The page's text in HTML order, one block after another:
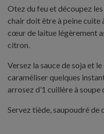
Otez du feu et découpez
chair doit être à peine cuite
cœur de laitue légèrement
citron.
Versez la sauce de soja et
caraméliser quelques
arrosez d’1 cuillère à
Servez tiède, saupoudré de